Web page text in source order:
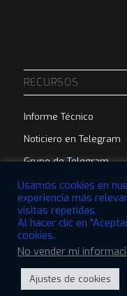
RECURSOS
Informe Técnico
Noticiero en Telegram
Grupo de Telegram
© 2022 VTBCommunity
Descargo de
Usamos cookies en
experiencia más
visitas repetidas.
Al hacer clic en
cookies.
No vender mi
Ajustes de cookies